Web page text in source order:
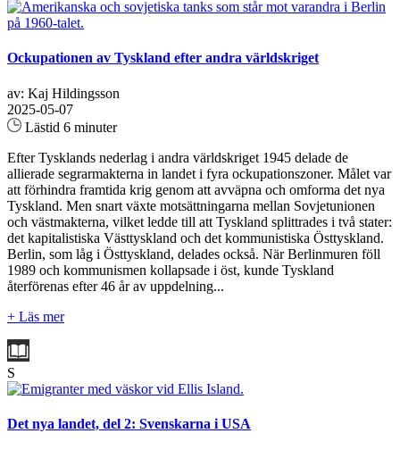
Ockupationen av Tyskland efter andra världskriget
av: Kaj Hildingsson
2025-05-07
Lästid 6 minuter
Efter Tysklands nederlag i andra världskriget 1945 delade de
allierade segrarmakterna in landet i fyra ockupationszoner. Målet var
att förhindra framtida krig genom att avväpna och omforma det nya
Tyskland. Men snart växte motsättningarna mellan Sovjetunionen
och västmakterna, vilket ledde till att Tyskland splittrades i två stater:
det kapitalistiska Västtyskland och det kommunistiska Östtyskland.
Berlin, som låg i Östtyskland, delades också. När Berlinmuren föll
1989 och kommunismen kollapsade i öst, kunde Tyskland
återförenas efter 46 år av uppdelning...
+ Läs mer
S
Det nya landet, del 2: Svenskarna i USA